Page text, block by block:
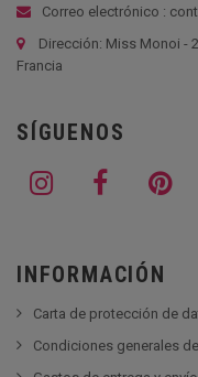
Correo electrónico :
Dirección: Miss Monoi -
Francia
SÍGUENOS
INFORMACIÓN
Carta de protección de
Condiciones generales